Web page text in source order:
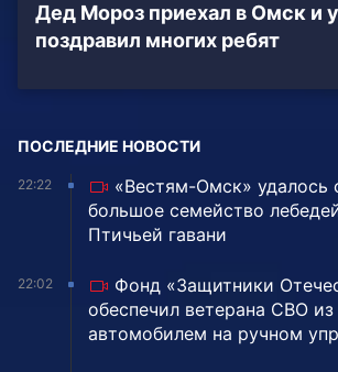
Дед Мороз приехал в Омск и
поздравил многих ребят
ПОСЛЕДНИЕ НОВОСТИ
22:22
«Вестям-Омск» удалось
большое семейство
Птичьей гавани
22:02
Фонд «Защитники
обеспечил ветерана СВО
автомобилем на ручном